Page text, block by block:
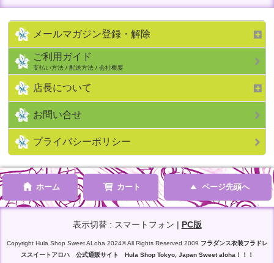
メールマガジン登録・解除
ご利用ガイド
支払い方法 / 配送方法 / 会社概要
店長について
お問い合せ
プライバシーポリシー
ホーム カート ページ先頭へ
表示切替 : スマートフォン | PC版
Copyright Hula Shop Sweet ALoha 2024© All Rights Reserved 2009 フラダンス衣装フラドレ
ススイートアロハ 公式通販サイト Hula Shop Tokyo, Japan Sweet aloha！！！